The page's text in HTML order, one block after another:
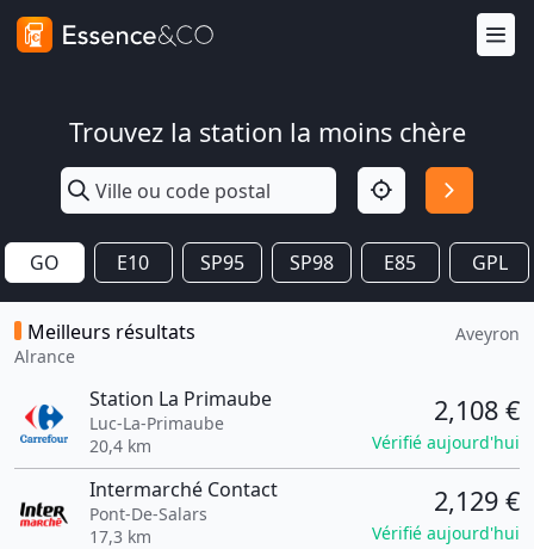
Trouvez la station la moins chère
GO E10 SP95 SP98 E85 GPL
Meilleurs résultats
Alrance
Aveyron
Station La Primaube
Luc-La-Primaube
20,4 km
2,108 €
Vérifié aujourd'hui
Intermarché Contact
Pont-De-Salars
17,3 km
2,129 €
Vérifié aujourd'hui